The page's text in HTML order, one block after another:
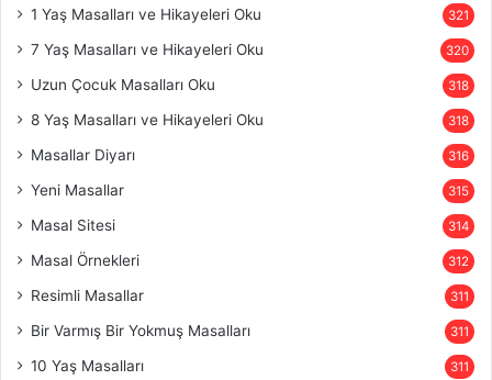
1 Yaş Masalları ve Hikayeleri Oku 321
7 Yaş Masalları ve Hikayeleri Oku 320
Uzun Çocuk Masalları Oku 318
8 Yaş Masalları ve Hikayeleri Oku 318
Masallar Diyarı 316
Yeni Masallar 315
Masal Sitesi 314
Masal Örnekleri 312
Resimli Masallar 311
Bir Varmış Bir Yokmuş Masalları 311
10 Yaş Masalları 311